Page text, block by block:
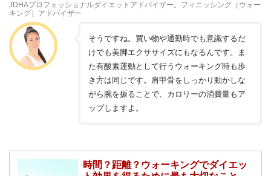
JDHAプロフェッショナルダイエットアドバイザー。フィニッシング（ウォー
キング）アドバイザー
そうですね。買い物や通勤時でも意識するだ
けでも美脚エクササイズにもなるんです。ま
た有酸素運動として行うウォーキング時も歩
き方は同じです。肩甲骨をしっかり動かしな
がら腕を振ることで、カロリーの消費量もア
ップしますよ。
時間？距離？ウォーキングでダイエッ